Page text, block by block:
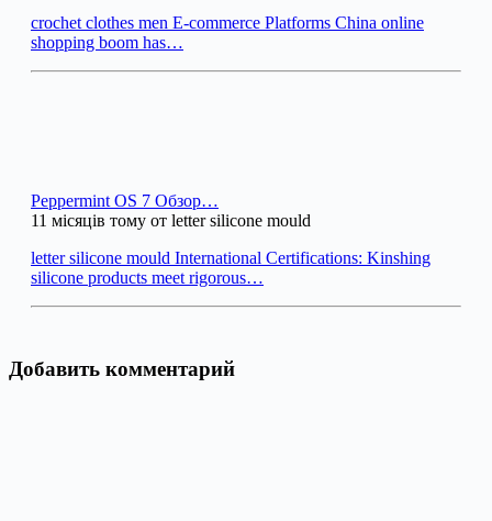
crochet clothes men E-commerce Platforms China online
shopping boom has…
Peppermint OS 7 Обзор…
11 місяців тому от letter silicone mould
letter silicone mould International Certifications: Kinshing
silicone products meet rigorous…
Добавить комментарий